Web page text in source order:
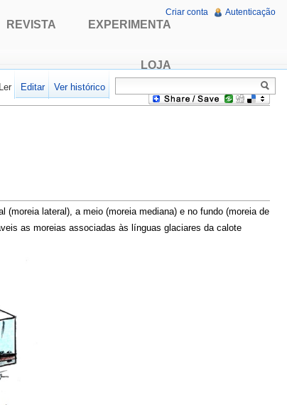
lateral), a meio (moreia mediana) e no fundo (moreia de
as moreias associadas às línguas glaciares da calote
REVISTA EXPERIMENTA
LOJA
Criar conta Autenticação
Ler Editar Ver histórico